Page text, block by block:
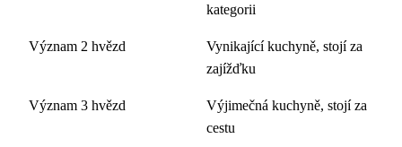
kategorii
Význam 2 hvězd
Vynikající kuchyně, stojí za
zajížďku
Význam 3 hvězd
Výjimečná kuchyně, stojí za
cestu